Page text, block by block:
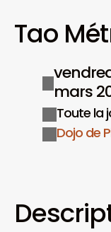
Tao
mars
Toute la
Dojo de